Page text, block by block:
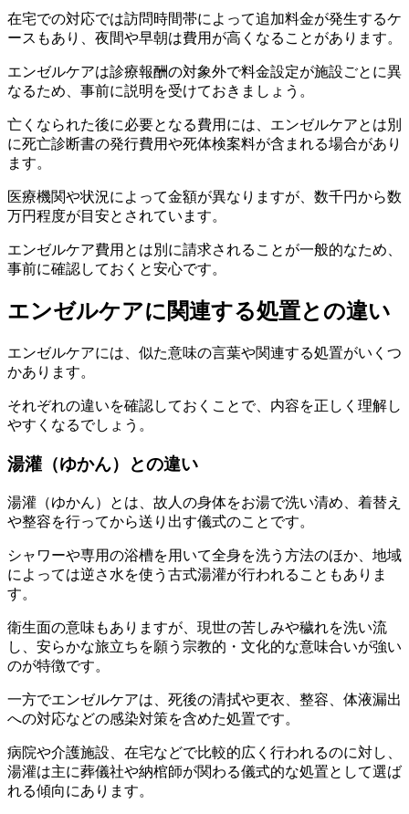
在宅での対応では訪問時間帯によって追加料金が発生するケ
ースもあり、夜間や早朝は費用が高くなることがあります。
エンゼルケアは診療報酬の対象外で料金設定が施設ごとに異
なるため、事前に説明を受けておきましょう。
亡くなられた後に必要となる費用には、エンゼルケアとは別
に死亡診断書の発行費用や死体検案料が含まれる場合があり
ます。
医療機関や状況によって金額が異なりますが、数千円から数
万円程度が目安とされています。
エンゼルケア費用とは別に請求されることが一般的なため、
事前に確認しておくと安心です。
エンゼルケアに関連する処置との違い
エンゼルケアには、似た意味の言葉や関連する処置がいくつ
かあります。
それぞれの違いを確認しておくことで、内容を正しく理解し
やすくなるでしょう。
湯灌（ゆかん）との違い
湯灌（ゆかん）とは、故人の身体をお湯で洗い清め、着替え
や整容を行ってから送り出す儀式のことです。
シャワーや専用の浴槽を用いて全身を洗う方法のほか、地域
によっては逆さ水を使う古式湯灌が行われることもありま
す。
衛生面の意味もありますが、現世の苦しみや穢れを洗い流
し、安らかな旅立ちを願う宗教的・文化的な意味合いが強い
のが特徴です。
一方でエンゼルケアは、死後の清拭や更衣、整容、体液漏出
への対応などの感染対策を含めた処置です。
病院や介護施設、在宅などで比較的広く行われるのに対し、
湯灌は主に葬儀社や納棺師が関わる儀式的な処置として選ば
れる傾向にあります。